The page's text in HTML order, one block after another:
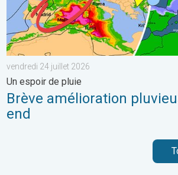
vendredi 24 juillet 2026
Un espoir de pluie
Brève amélioration
end